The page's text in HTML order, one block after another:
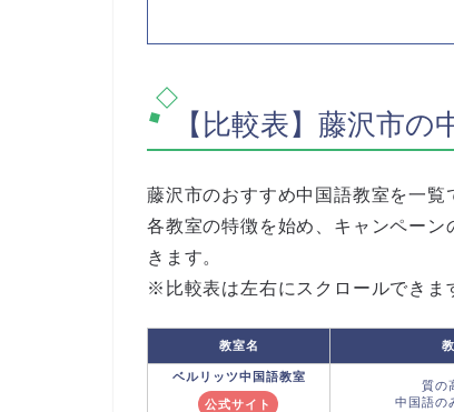
【比較表】藤沢市の
藤沢市のおすすめ中国語教室を一覧
各教室の特徴を始め、キャンペー
きます。
※比較表は左右にスクロールできま
教室名
ベルリッツ中国語教室
公式サイト
質の
中国語の